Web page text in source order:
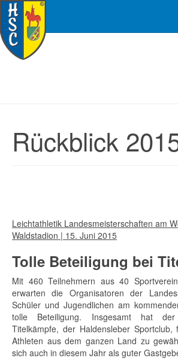
Rückblick
Leichtathletik Landesmeisterschaften am
Waldstadion | 15. Juni 2015
Tolle Beteiligung bei
Mit 460 Teilnehmern aus 40
erwarten die Organisatoren der
Schüler und Jugendlichen am
tolle Beteiligung. Insgesamt hat
Titelkämpfe, der Haldensleber
Athleten aus dem ganzen Land zu
sich auch in diesem Jahr als guter